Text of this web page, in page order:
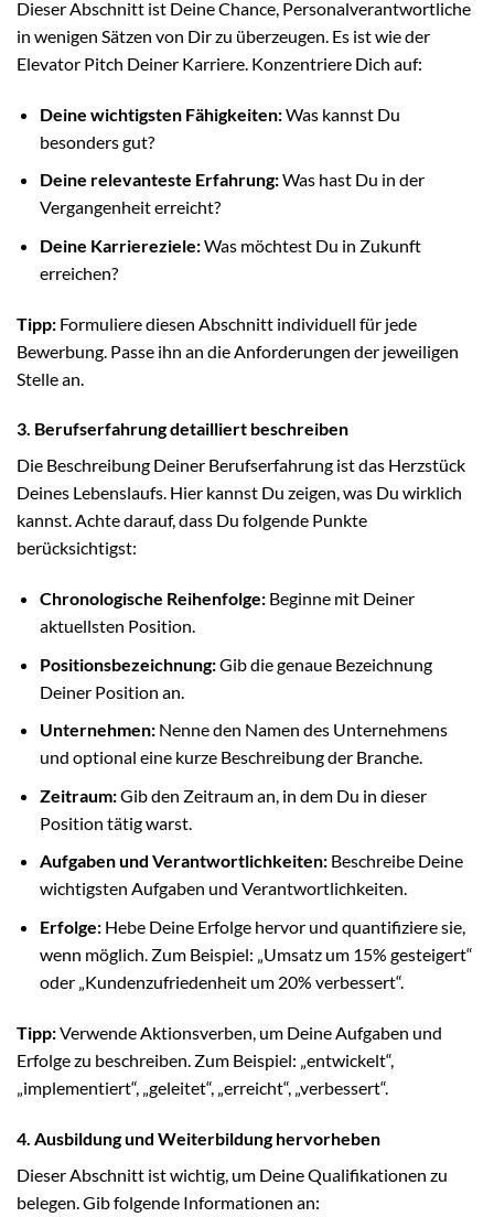
Dieser Abschnitt ist Deine Chance, Personalverantwortliche
in wenigen Sätzen von Dir zu überzeugen. Es ist wie der
Elevator Pitch Deiner Karriere. Konzentriere Dich auf:
Deine wichtigsten Fähigkeiten:Was kannst Du
besonders gut?
Deine relevanteste Erfahrung:Was hast Du in der
Vergangenheit erreicht?
Deine Karriereziele:Was möchtest Du in Zukunft
erreichen?
Tipp: Formuliere diesen Abschnitt individuell für jede
Bewerbung. Passe ihn an die Anforderungen der jeweiligen
Stelle an.
3. Berufserfahrung detailliert beschreiben
Die Beschreibung Deiner Berufserfahrung ist das Herzstück
Deines Lebenslaufs. Hier kannst Du zeigen, was Du wirklich
kannst. Achte darauf, dass Du folgende Punkte
berücksichtigst:
Chronologische Reihenfolge:Beginne mit Deiner
aktuellsten Position.
Positionsbezeichnung:Gib die genaue Bezeichnung
Deiner Position an.
Unternehmen:Nenne den Namen des Unternehmens
und optional eine kurze Beschreibung der Branche.
Zeitraum:Gib den Zeitraum an, in dem Du in dieser
Position tätig warst.
Aufgaben und Verantwortlichkeiten:Beschreibe Deine
wichtigsten Aufgaben und Verantwortlichkeiten.
Erfolge:Hebe Deine Erfolge hervor und quantifiziere sie,
wenn möglich. Zum Beispiel: „Umsatz um 15% gesteigert“
oder „Kundenzufriedenheit um 20% verbessert“.
Tipp:Verwende Aktionsverben, um Deine Aufgaben und
Erfolge zu beschreiben. Zum Beispiel: „entwickelt“,
„implementiert“, „geleitet“, „erreicht“, „verbessert“.
4. Ausbildung und Weiterbildung hervorheben
Dieser Abschnitt ist wichtig, um Deine Qualifikationen zu
belegen. Gib folgende Informationen an: